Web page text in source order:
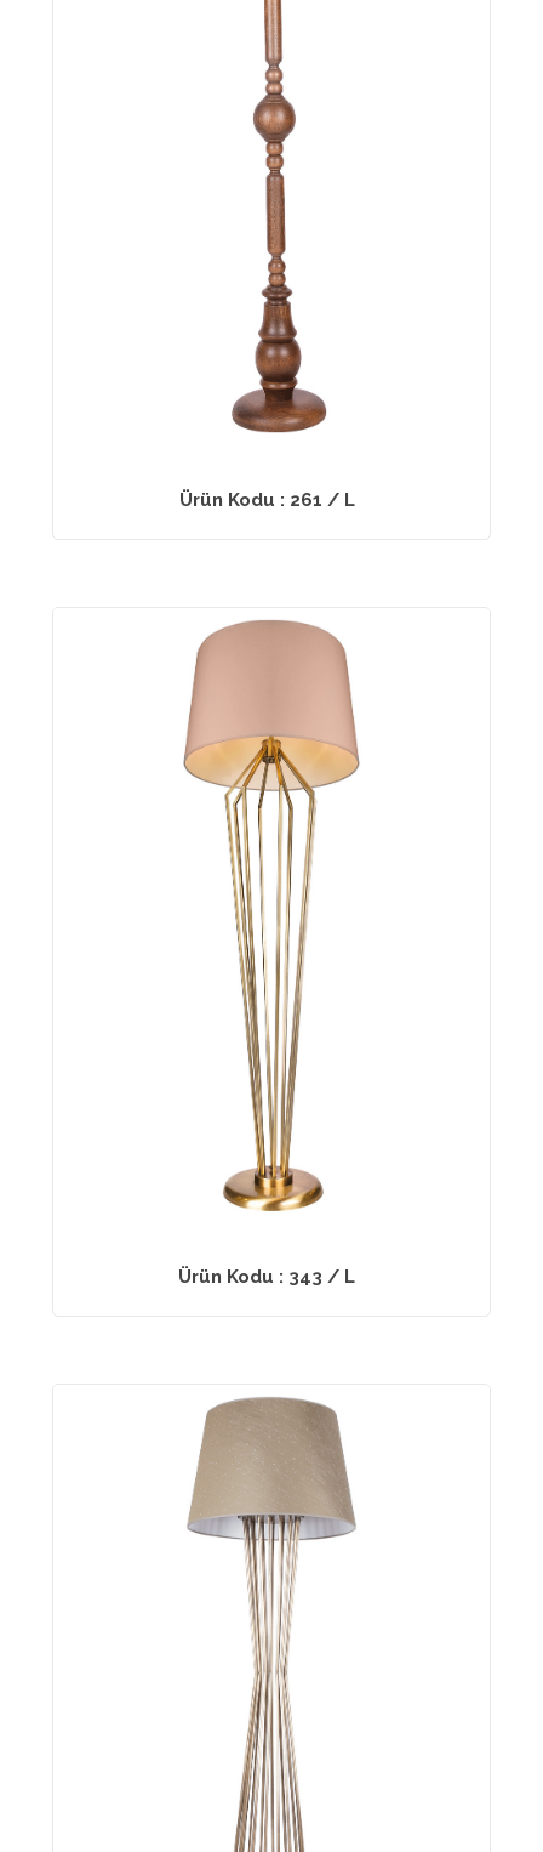
Ürün Kodu : 261 / L
Ürün Kodu : 343 / L